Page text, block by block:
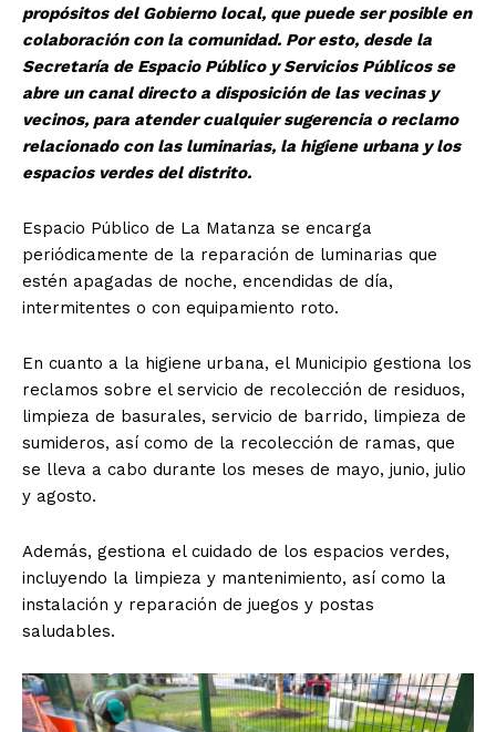
propósitos del Gobierno local, que puede ser posible en
colaboración con la comunidad. Por esto, desde la
Secretaría de Espacio Público y Servicios Públicos se
abre un canal directo a disposición de las vecinas y
vecinos, para atender cualquier sugerencia o reclamo
relacionado con las luminarias, la higiene urbana y los
espacios verdes del distrito.
Espacio Público de La Matanza se encarga
periódicamente de la reparación de luminarias que
estén apagadas de noche, encendidas de día,
intermitentes o con equipamiento roto.
En cuanto a la higiene urbana, el Municipio gestiona los
reclamos sobre el servicio de recolección de residuos,
limpieza de basurales, servicio de barrido, limpieza de
sumideros, así como de la recolección de ramas, que
se lleva a cabo durante los meses de mayo, junio, julio
y agosto.
Además, gestiona el cuidado de los espacios verdes,
incluyendo la limpieza y mantenimiento, así como la
instalación y reparación de juegos y postas
saludables.